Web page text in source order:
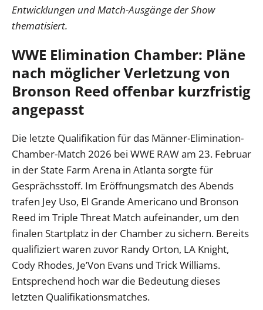
Entwicklungen und Match-Ausgänge der Show
thematisiert.
WWE Elimination Chamber: Pläne
nach möglicher Verletzung von
Bronson Reed offenbar kurzfristig
angepasst
Die letzte Qualifikation für das Männer-Elimination-
Chamber-Match 2026 bei WWE RAW am 23. Februar
in der State Farm Arena in Atlanta sorgte für
Gesprächsstoff. Im Eröffnungsmatch des Abends
trafen Jey Uso, El Grande Americano und Bronson
Reed im Triple Threat Match aufeinander, um den
finalen Startplatz in der Chamber zu sichern. Bereits
qualifiziert waren zuvor Randy Orton, LA Knight,
Cody Rhodes, Je’Von Evans und Trick Williams.
Entsprechend hoch war die Bedeutung dieses
letzten Qualifikationsmatches.